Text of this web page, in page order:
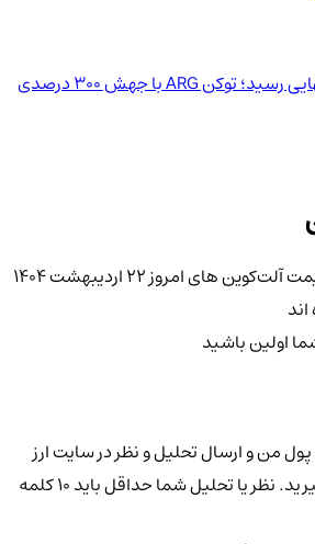
آرژانتین به نیمه‌نهایی رسید؛ توکن ARG با جهش ۳۰۰ درصدی
های امروز ۲۲ اردیبهشت ۱۴۰۴
اولین باشید
من و ارسال تحلیل و نظر در سایت ارز
دیجیتال رایگان هدیه بگیرید. نظر یا تحلیل شما حداقل باید ۱۰ کلمه